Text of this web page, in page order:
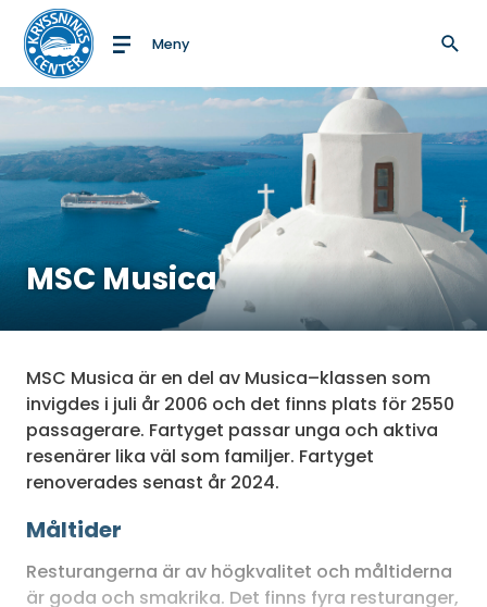
Till startsidan
Meny
MSC Musica
MSC Musica är en del av Musica–klassen som
invigdes i juli år 2006 och det finns plats för 2550
passagerare. Fartyget passar unga och aktiva
resenärer lika väl som familjer. Fartyget
renoverades senast år 2024.
Måltider
Resturangerna är av högkvalitet och måltiderna
är goda och smakrika. Det finns fyra resturanger,